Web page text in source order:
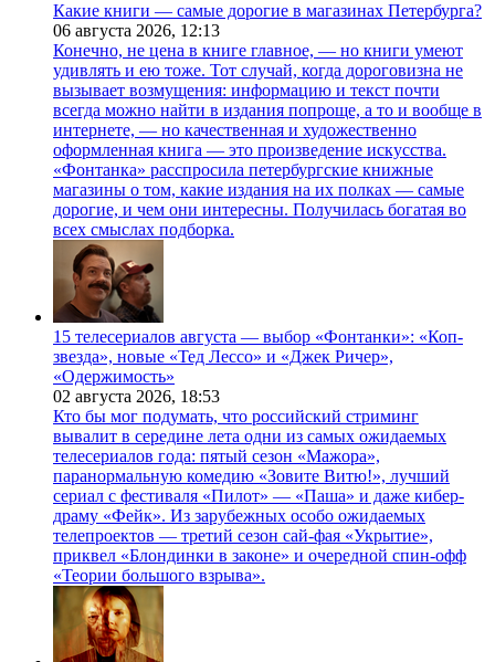
Какие книги — самые дорогие в магазинах Петербурга?
06 августа 2026, 12:13
Конечно, не цена в книге главное, — но книги умеют
удивлять и ею тоже. Тот случай, когда дороговизна не
вызывает возмущения: информацию и текст почти
всегда можно найти в издания попроще, а то и вообще в
интернете, — но качественная и художественно
оформленная книга — это произведение искусства.
«Фонтанка» расспросила петербургские книжные
магазины о том, какие издания на их полках — самые
дорогие, и чем они интересны. Получилась богатая во
всех смыслах подборка.
15 телесериалов августа — выбор «Фонтанки»: «Коп-
звезда», новые «Тед Лессо» и «Джек Ричер»,
«Одержимость»
02 августа 2026, 18:53
Кто бы мог подумать, что российский стриминг
вывалит в середине лета одни из самых ожидаемых
телесериалов года: пятый сезон «Мажора»,
паранормальную комедию «Зовите Витю!», лучший
сериал с фестиваля «Пилот» — «Паша» и даже кибер-
драму «Фейк». Из зарубежных особо ожидаемых
телепроектов — третий сезон сай-фая «Укрытие»,
приквел «Блондинки в законе» и очередной спин-офф
«Теории большого взрыва».